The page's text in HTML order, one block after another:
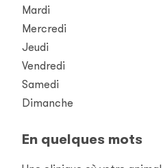
Mardi
Mercredi
Jeudi
Vendredi
Samedi
Dimanche
En quelques mots